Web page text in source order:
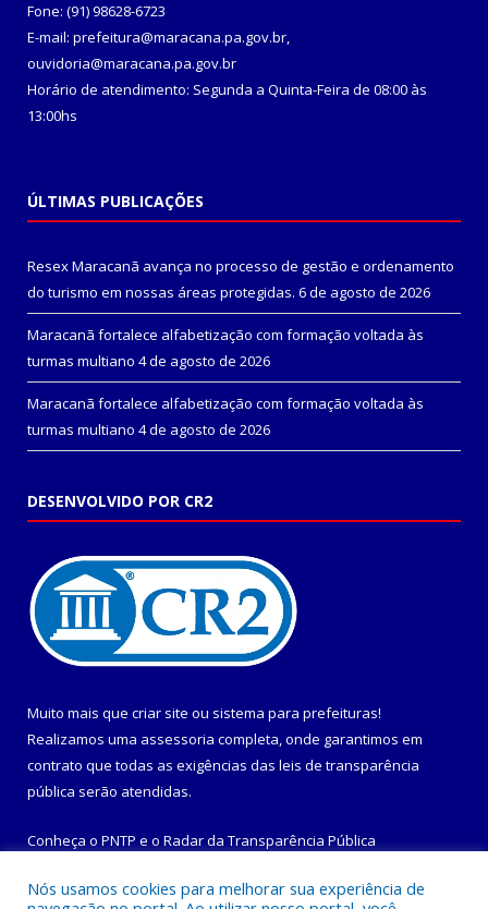
Fone: (91) 98628-6723
E-mail: prefeitura@maracana.pa.gov.br,
ouvidoria@maracana.pa.gov.br
Horário de atendimento: Segunda a Quinta-Feira de 08:00 às
13:00hs
ÚLTIMAS PUBLICAÇÕES
Resex Maracanã avança no processo de gestão e ordenamento
do turismo em nossas áreas protegidas. 6 de agosto de 2026
Maracanã fortalece alfabetização com formação voltada às
turmas multiano 4 de agosto de 2026
Maracanã fortalece alfabetização com formação voltada às
turmas multiano 4 de agosto de 2026
DESENVOLVIDO POR CR2
Muito mais que criar site ou sistema para prefeituras!
Realizamos uma assessoria completa, onde garantimos em
contrato que todas as exigências das leis de transparência
pública serão atendidas.
Conheça o PNTP e o Radar da Transparência Pública
Nós usamos cookies para melhorar sua experiência de